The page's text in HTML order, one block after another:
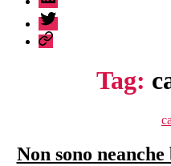
twitter
sessionize
Tag:
Non sono